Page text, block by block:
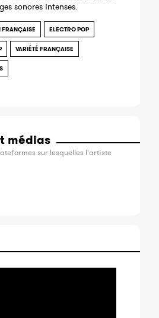
sonores intenses.
ELECTRO POP
VARIÉTÉ FRANÇAISE
médias
sur lesquelles l'artiste